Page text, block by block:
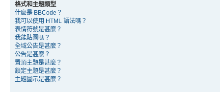
格式和主題類型
什麼是 BBCode？
我可以使用 HTML 語法嗎？
表情符號是甚麼？
我能貼圖嗎？
全域公告是甚麼？
公告是甚麼？
置頂主題是甚麼？
鎖定主題是甚麼？
主題圖示是甚麼？